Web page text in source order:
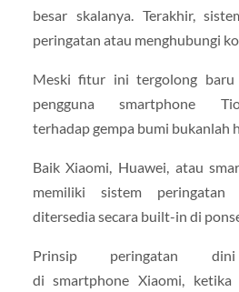
besar skalanya. Terakhir,
peringatan atau menghubungi
Meski fitur ini tergolong
pengguna smartphone
terhadap gempa bumi bukanlah
Baik Xiaomi, Huawei, atau
memiliki sistem
ditersedia secara built-in di
Prinsip peringatan
di smartphone Xiaomi,